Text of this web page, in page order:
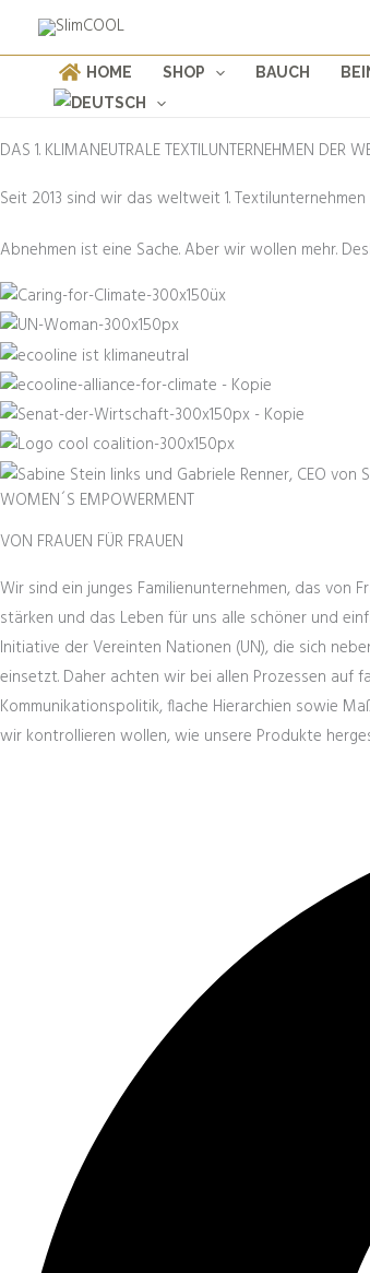
Weiter
HOME SHOP BAUCH
DAS 1. KLIMANEUTRALE TEXTILUNTERNEHMEN DER
Seit 2013 sind wir das weltweit 1.
Abnehmen ist eine Sache. Aber wir wollen mehr.
WOMEN´S EMPOWERMENT
VON FRAUEN FÜR FRAUEN
Wir sind ein junges Familienunternehmen, das von
stärken und das Leben für uns alle schöner und
Initiative der Vereinten Nationen (UN), die sich
einsetzt. Daher achten wir bei allen Prozessen auf
Kommunikationspolitik, flache Hierarchien sowie
wir kontrollieren wollen, wie unsere Produkte
Products
search